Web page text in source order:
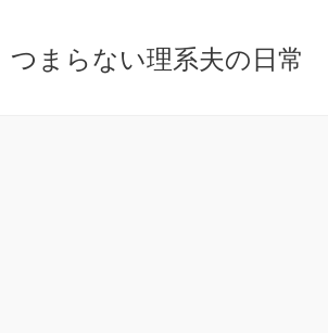
つまらない理系夫の日常